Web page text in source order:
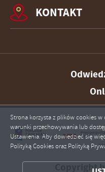
KONTAKT
Copyright
Strona korzysta z plików cookies w
warunki przechowywania lub
Ustawienia. Aby dowiedzieć się
Polityką Cookies oraz Polityką
ZEZWÓL